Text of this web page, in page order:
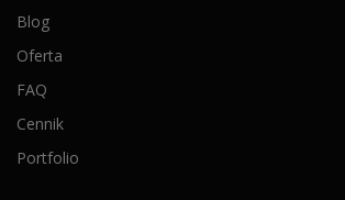
Blog
Oferta
FAQ
Cennik
Portfolio